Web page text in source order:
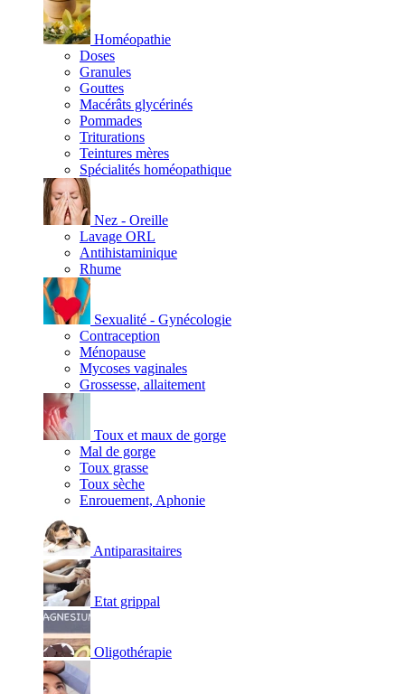
Homéopathie
Doses
Granules
Gouttes
Macérâts glycérinés
Pommades
Triturations
Teintures mères
Spécialités homéopathique
Nez - Oreille
Lavage ORL
Antihistaminique
Rhume
Sexualité - Gynécologie
Contraception
Ménopause
Mycoses vaginales
Grossesse, allaitement
Toux et maux de gorge
Mal de gorge
Toux grasse
Toux sèche
Enrouement, Aphonie
Antiparasitaires
Etat grippal
Oligothérapie